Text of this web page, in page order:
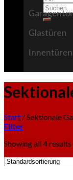
Suchen
nach:
Glastüren
Innentüren
Start /Sektionale
Filter
Showing all 4 results